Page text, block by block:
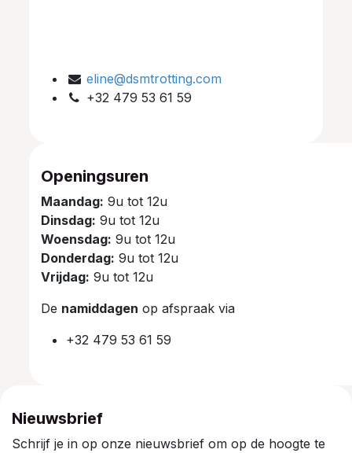
eline@dsmtrotting.com
+32 479 53 61 59
Openingsuren
Maandag: 9u tot 12u
Dinsdag: 9u tot 12u
Woensdag: 9u tot 12u
Donderdag: 9u tot 12u
Vrijdag: 9u tot 12u
De namiddagen op afspraak via
+32 479 53 61 59
Nieuwsbrief
Schrijf je in op onze nieuwsbrief om op de hoogte te